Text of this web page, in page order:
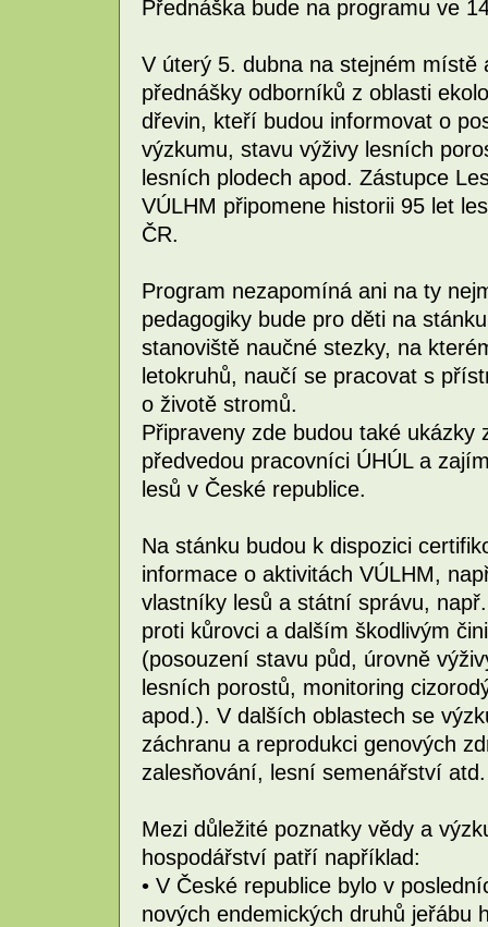
Přednáška bude na programu ve
V úterý 5. dubna na stejném místě
přednášky odborníků z oblasti
dřevin, kteří budou informovat o
výzkumu, stavu výživy lesních
lesních plodech apod. Zástupce
VÚLHM připomene historii 95 let
ČR.
Program nezapomíná ani na ty
pedagogiky bude pro děti na
stanoviště naučné stezky, na
letokruhů, naučí se pracovat s
o životě stromů.
Připraveny zde budou také
předvedou pracovníci ÚHÚL a
lesů v České republice.
Na stánku budou k dispozici
informace o aktivitách VÚLHM,
vlastníky lesů a státní správu,
proti kůrovci a dalším škodlivým
(posouzení stavu půd, úrovně
lesních porostů, monitoring
apod.). V dalších oblastech se
záchranu a reprodukci genových
zalesňování, lesní semenářství atd.
Mezi důležité poznatky vědy a
hospodářství patří například:
• V České republice bylo v
nových endemických druhů jeřábu